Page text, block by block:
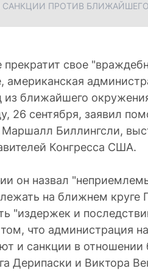
САНКЦИИ ПРОТИВ
прекратит свое
американская
из ближайшего
26 сентября, заявил
Биллингсли,
Конгресса США.
он назвал
на ближнем круге
"издержек и
что администрация
и санкции в отношении
Дерипаски и Виктора